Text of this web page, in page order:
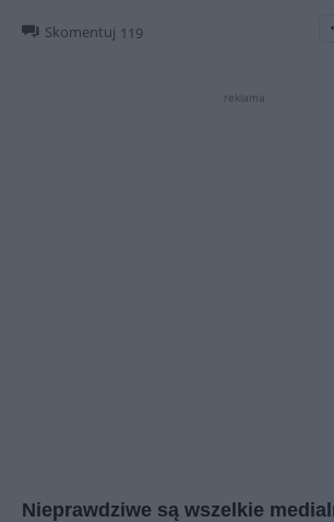
Skomentuj 119
reklama
Nieprawdziwe są wszelkie